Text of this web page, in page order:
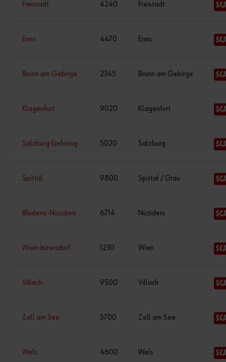
Freistadt 4240 Freistadt
Enns 4470 Enns
Brunn am Gebirge 2345 Brunn am Gebirge
Klagenfurt 9020 Klagenfurt
Salzburg-Liefering 5020 Salzburg
Spittal 9800 Spittal / Drau
Bludenz-Nüziders 6714 Nüziders
Wien-Inzersdorf 1230 Wien
Villach 9500 Villach
Zell am See 5700 Zell am See
Wels 4600 Wels